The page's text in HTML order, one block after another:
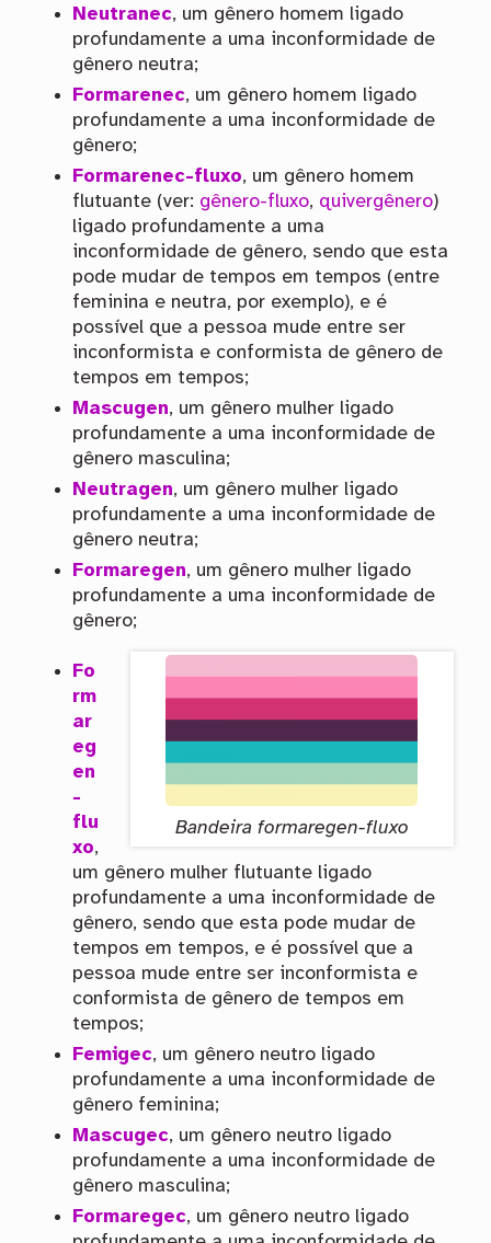
Neutranec, um gênero homem ligado
profundamente a uma inconformidade de
gênero neutra;
Formarenec, um gênero homem ligado
profundamente a uma inconformidade de
gênero;
Formarenec-fluxo, um gênero homem
flutuante (ver: gênero-fluxo, quivergênero)
ligado profundamente a uma
inconformidade de gênero, sendo que esta
pode mudar de tempos em tempos (entre
feminina e neutra, por exemplo), e é
possível que a pessoa mude entre ser
inconformista e conformista de gênero de
tempos em tempos;
Mascugen, um gênero mulher ligado
profundamente a uma inconformidade de
gênero masculina;
Neutragen, um gênero mulher ligado
profundamente a uma inconformidade de
gênero neutra;
Formaregen, um gênero mulher ligado
profundamente a uma inconformidade de
gênero;
Bandeira formaregen-fluxo
Fo
rm
ar
eg
en
-
flu
xo,
um gênero mulher flutuante ligado
profundamente a uma inconformidade de
gênero, sendo que esta pode mudar de
tempos em tempos, e é possível que a
pessoa mude entre ser inconformista e
conformista de gênero de tempos em
tempos;
Femigec, um gênero neutro ligado
profundamente a uma inconformidade de
gênero feminina;
Mascugec, um gênero neutro ligado
profundamente a uma inconformidade de
gênero masculina;
Formaregec, um gênero neutro ligado